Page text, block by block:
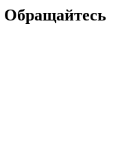
Обращайтесь